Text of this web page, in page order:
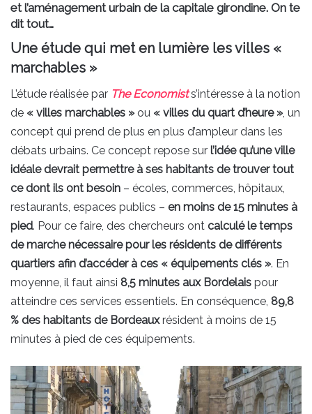
et l’aménagement urbain de la capitale girondine. On te
dit tout…
Une étude qui met en lumière les villes «
marchables »
L’étude réalisée par The Economists’intéresse à la notion
de « villes marchables »ou « villes du quart d’heure », un
concept qui prend de plus en plus d’ampleur dans les
débats urbains. Ce concept repose sur l’idée qu’une ville
idéale devrait permettre à ses habitants de trouver tout
ce dont ils ont besoin – écoles, commerces, hôpitaux,
restaurants, espaces publics – en moins de 15 minutes à
pied. Pour ce faire, des chercheurs ont calculé le temps
de marche nécessaire pour les résidents de différents
quartiers afin d’accéder à ces « équipements clés ». En
moyenne, il faut ainsi 8,5 minutes aux Bordelais pour
atteindre ces services essentiels. En conséquence, 89,8
% des habitants de Bordeauxrésident à moins de 15
minutes à pied de ces équipements.